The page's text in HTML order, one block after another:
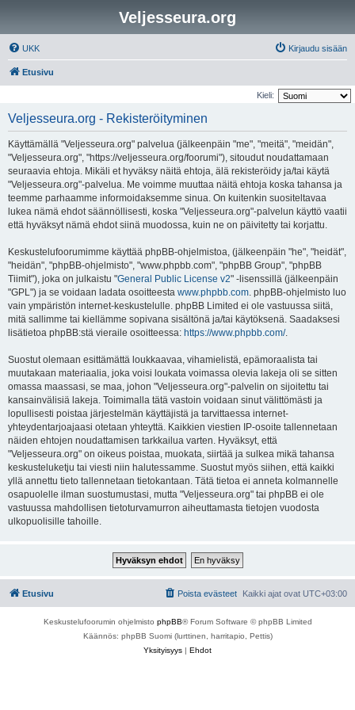
Veljesseura.org
UKK Kirjaudu sisään
Etusivu
Kieli:
Veljesseura.org - Rekisteröityminen
Käyttämällä "Veljesseura.org" palvelua (jälkeenpäin "me", "meitä", "meidän",
"Veljesseura.org", "https://veljesseura.org/foorumi"), sitoudut noudattamaan
seuraavia ehtoja. Mikäli et hyväksy näitä ehtoja, älä rekisteröidy ja/tai käytä
"Veljesseura.org"-palvelua. Me voimme muuttaa näitä ehtoja koska tahansa ja
teemme parhaamme informoidaksemme sinua. On kuitenkin suositeltavaa
lukea nämä ehdot säännöllisesti, koska "Veljesseura.org"-palvelun käyttö vaatii
että hyväksyt nämä ehdot siinä muodossa, kuin ne on päivitetty tai korjattu.
Keskustelufoorumimme käyttää phpBB-ohjelmistoa, (jälkeenpäin "he", "heidät",
"heidän", "phpBB-ohjelmisto", "www.phpbb.com", "phpBB Group", "phpBB
Tiimit"), joka on julkaistu "General Public License v2" -lisenssillä (jälkeenpäin
"GPL") ja se voidaan ladata osoitteesta www.phpbb.com. phpBB-ohjelmisto luo
vain ympäristön internet-keskustelulle. phpBB Limited ei ole vastuussa siitä,
mitä sallimme tai kiellämme sopivana sisältönä ja/tai käytöksenä. Saadaksesi
lisätietoa phpBB:stä vieraile osoitteessa: https://www.phpbb.com/.
Suostut olemaan esittämättä loukkaavaa, vihamielistä, epämoraalista tai
muutakaan materiaalia, joka voisi loukata voimassa olevia lakeja oli se sitten
omassa maassasi, se maa, johon "Veljesseura.org"-palvelin on sijoitettu tai
kansainvälisiä lakeja. Toimimalla tätä vastoin voidaan sinut välittömästi ja
lopullisesti poistaa järjestelmän käyttäjistä ja tarvittaessa internet-
yhteydentarjoajaasi otetaan yhteyttä. Kaikkien viestien IP-osoite tallennetaan
näiden ehtojen noudattamisen tarkkailua varten. Hyväksyt, että
"Veljesseura.org" on oikeus poistaa, muokata, siirtää ja sulkea mikä tahansa
keskusteluketju tai viesti niin halutessamme. Suostut myös siihen, että kaikki
yllä annettu tieto tallennetaan tietokantaan. Tätä tietoa ei anneta kolmannelle
osapuolelle ilman suostumustasi, mutta "Veljesseura.org" tai phpBB ei ole
vastuussa mahdollisen tietoturvamurron aiheuttamasta tietojen vuodosta
ulkopuolisille tahoille.
Etusivu Kaikki ajat ovat UTC+03:00
Poista evästeet
Keskustelufoorumin ohjelmisto phpBB® Forum Software © phpBB Limited
Käännös: phpBB Suomi (lurttinen, harritapio, Pettis)
Yksityisyys | Ehdot